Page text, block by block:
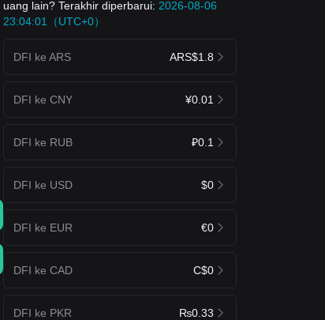
uang lain? Terakhir diperbarui: 2026-08-06
23:04:01（UTC+0）
DFI ke ARS ARS$1.8
DFI ke CNY ¥0.01
DFI ke RUB ₽0.1
DFI ke USD $0
DFI ke EUR €0
DFI ke CAD C$0
DFI ke PKR ₨0.33